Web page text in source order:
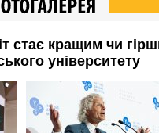
стає кращим чи
університету